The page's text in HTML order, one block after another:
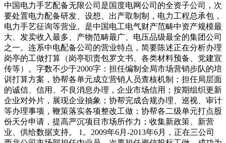
中国电力手艺配备无限公司是国度电网公司的全资子公司，次
要处置电力配备研发、设想、出产取制制，电力工程总承包，
电力手艺征询等营业。是中国电工电气财产范畴中资产规模最
大、发卖收入最多、产物范畴最广、电压品级最全的集团公司
之一。连系中电配备公司的营业特点，简要陈述正在分析办理
岗亭的工做打算（岗亭职责包罗文书、各类材料预备、党建宣
传等）。字数不少于2000字：担任编制全局市场营销步队的培
训打算方案，协帮各单元成立营销人员查核机制；担任局层面
的诚信、信用、不良消息办理，企业市场信用；按期组织更新
企业对外片，展现企业抽象；协帮完成合规办理、巡视、审计
等办理事项，鞭策落实各项整改工做；协帮各二级单元打点股
份天分申请，提高严沉项目市场所作力；收集新政策、新营
业、供给数据支持。 1。2009年6月-2013年6月，正在三公司